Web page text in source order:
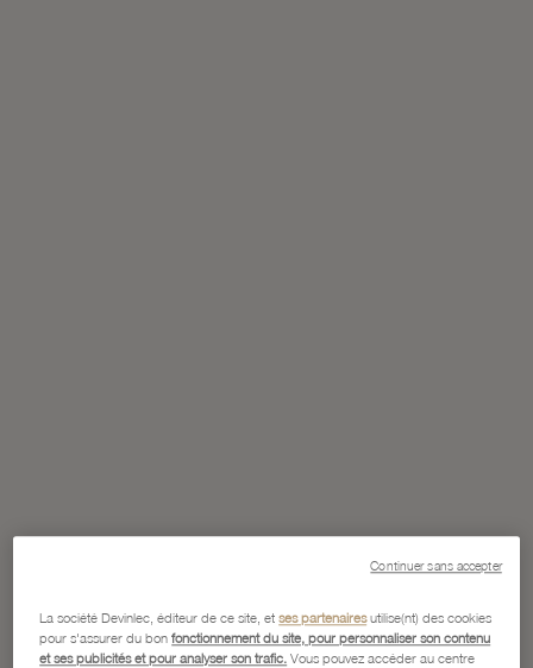
La société Devinlec, éditeur de ce site, etses partenairesutilise(nt) des cookies
pour s'assurer du bonfonctionnement du site, pour personnaliser son contenu
et ses publicités et pour analyser son trafic. Vous pouvez accéder au centre
Continuer sans accepter